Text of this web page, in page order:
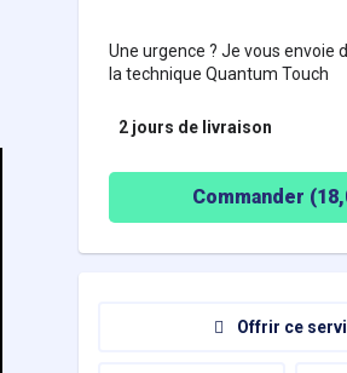
Une urgence ? Je vous envoie
la technique Quantum Touch
2 jours de livraison
Commander (
Offrir ce